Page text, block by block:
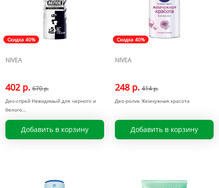
Скидка 40%
NIVEA
402 р. 670 р.
Део-спрей Невидимый для черного и
белого
Добавить в корзину
Скидка 40%
NIVEA
248 р. 414 р.
Део-ролик Жемчужная красота
Добавить в корзину